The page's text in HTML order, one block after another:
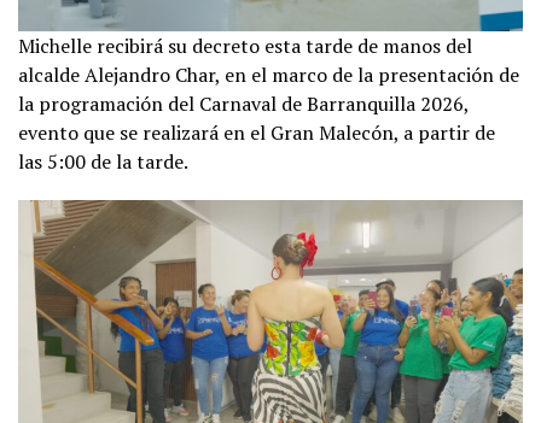
Michelle recibirá su decreto esta tarde de manos del
alcalde Alejandro Char, en el marco de la presentación de
la programación del Carnaval de Barranquilla 2026,
evento que se realizará en el Gran Malecón, a partir de
las 5:00 de la tarde.